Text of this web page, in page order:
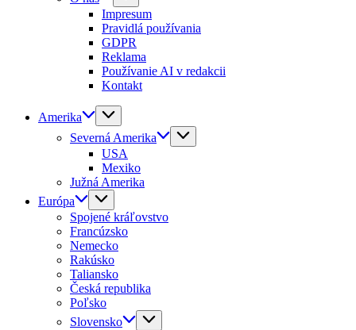
Impresum
Pravidlá používania
GDPR
Reklama
Používanie AI v redakcii
Kontakt
Amerika
Severná Amerika
USA
Mexiko
Južná Amerika
Európa
Spojené kráľovstvo
Francúzsko
Nemecko
Rakúsko
Taliansko
Česká republika
Poľsko
Slovensko